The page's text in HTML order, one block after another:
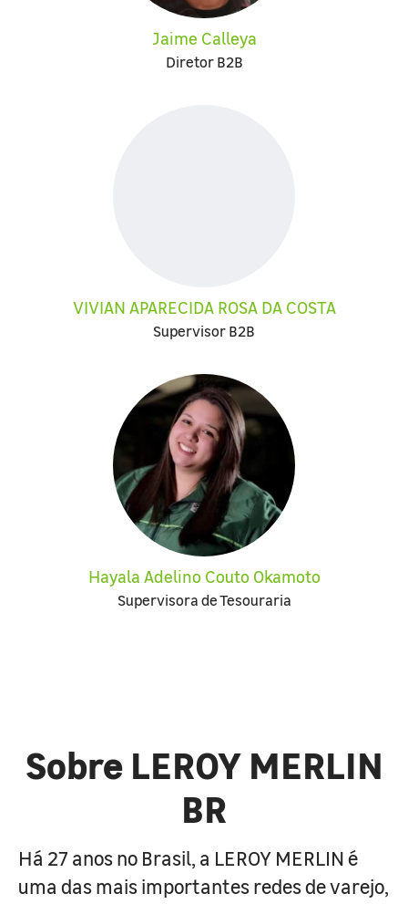
Jaime Calleya
Diretor B2B
VIVIAN APARECIDA ROSA DA COSTA
Supervisor B2B
Hayala Adelino Couto Okamoto
Supervisora de Tesouraria
Sobre LEROY MERLIN
BR
Há 27 anos no Brasil, a LEROY MERLIN é
uma das mais importantes redes de varejo,